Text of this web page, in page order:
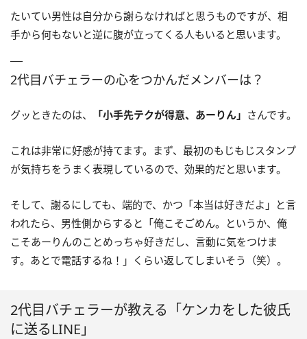
たいてい男性は自分から謝らなければと思うものですが、相
手から何もないと逆に腹が立ってくる人もいると思います。
2代目バチェラーの心をつかんだメンバーは？
グッときたのは、 「小手先テクが得意、あーりん」 さんです。
これは非常に好感が持てます。まず、最初のもじもじスタンプ
が気持ちをうまく表現しているので、効果的だと思います。
そして、謝るにしても、端的で、かつ「本当は好きだよ」と言
われたら、男性側からすると「俺こそごめん。というか、俺
こそあーりんのことめっちゃ好きだし、言動に気をつけま
す。あとで電話するね！」くらい返してしまいそう（笑）。
2代目バチェラーが教える「ケンカをした彼氏
に送るLINE」